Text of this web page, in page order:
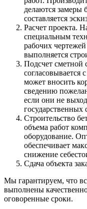
делаются замеры
составляется
Расчет проекта.
специальным
рабочих
выполняется
Подсчет сметной
согласовывается
может вносить
сведению
если они не
государственных
Строительство
объема работ
оборудование.
обеспечивает
снижение
Сдача объекта
Мы гарантируем, что
выполнены
оговоренные сроки.